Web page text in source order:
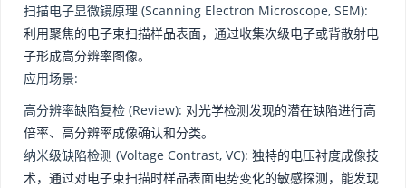
扫描电子显微镜原理 (Scanning Electron Microscope, SEM):
利用聚焦的电子束扫描样品表面，通过收集次级电子或背散射电
子形成高分辨率图像。
应用场景:
高分辨率缺陷复检 (Review): 对光学检测发现的潜在缺陷进行高
倍率、高分辨率成像确认和分类。
纳米级缺陷检测 (Voltage Contrast, VC): 独特的电压衬度成像技
术，通过对电子束扫描时样品表面电势变化的敏感探测，能发现